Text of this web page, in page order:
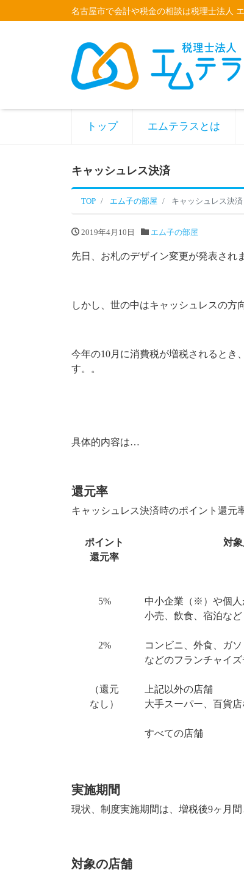
名古屋市で会計や税金の相談は税理士法人
トップ エムテラスとは
キャッシュレス決済
TOP エム子の部屋 キャッシュレス決済
2019年4月10日 エム子の部屋
先日、お札のデザイン変更が発表され
しかし、世の中はキャッシュレスの方
今年の10月に消費税が増税されるとき、
す。。
具体的内容は…
還元率
キャッシュレス決済時のポイント還元
ポイント
還元率
対
5%
中小企業（※）や個人
小売、飲食、宿泊など
2%
コンビニ、外食、ガ
などのフランチャイ
（還元
なし）
上記以外の店舗
大手スーパー、百貨
すべての店舗
実施期間
現状、制度実施期間は、増税後9ヶ月間
対象の店舗